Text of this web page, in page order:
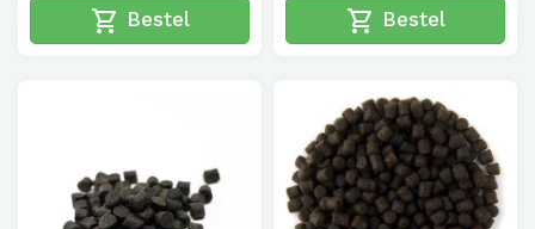
shopping_cart Bestel shopping_cart Bestel